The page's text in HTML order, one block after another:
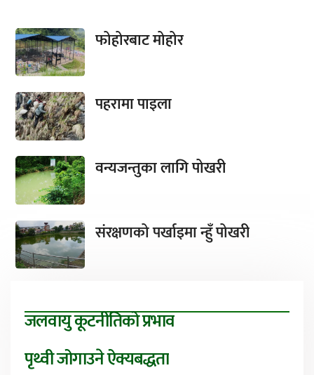
फोहोरबाट मोहोर
पहरामा पाइला
वन्यजन्तुका लागि पोखरी
संरक्षणको पर्खाइमा न्हुँ पोखरी
जलवायु कूटनीतिको प्रभाव
पृथ्वी जोगाउने ऐक्यबद्धता